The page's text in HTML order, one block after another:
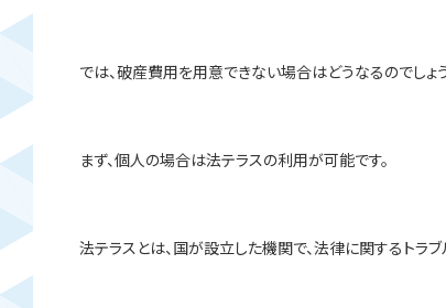
では、破産費用を用意できない場合はどうなるのでしょ
まず、個人の場合は法テラスの利用が可能です。
法テラスとは、国が設立した機関で、法律に関するトラブ